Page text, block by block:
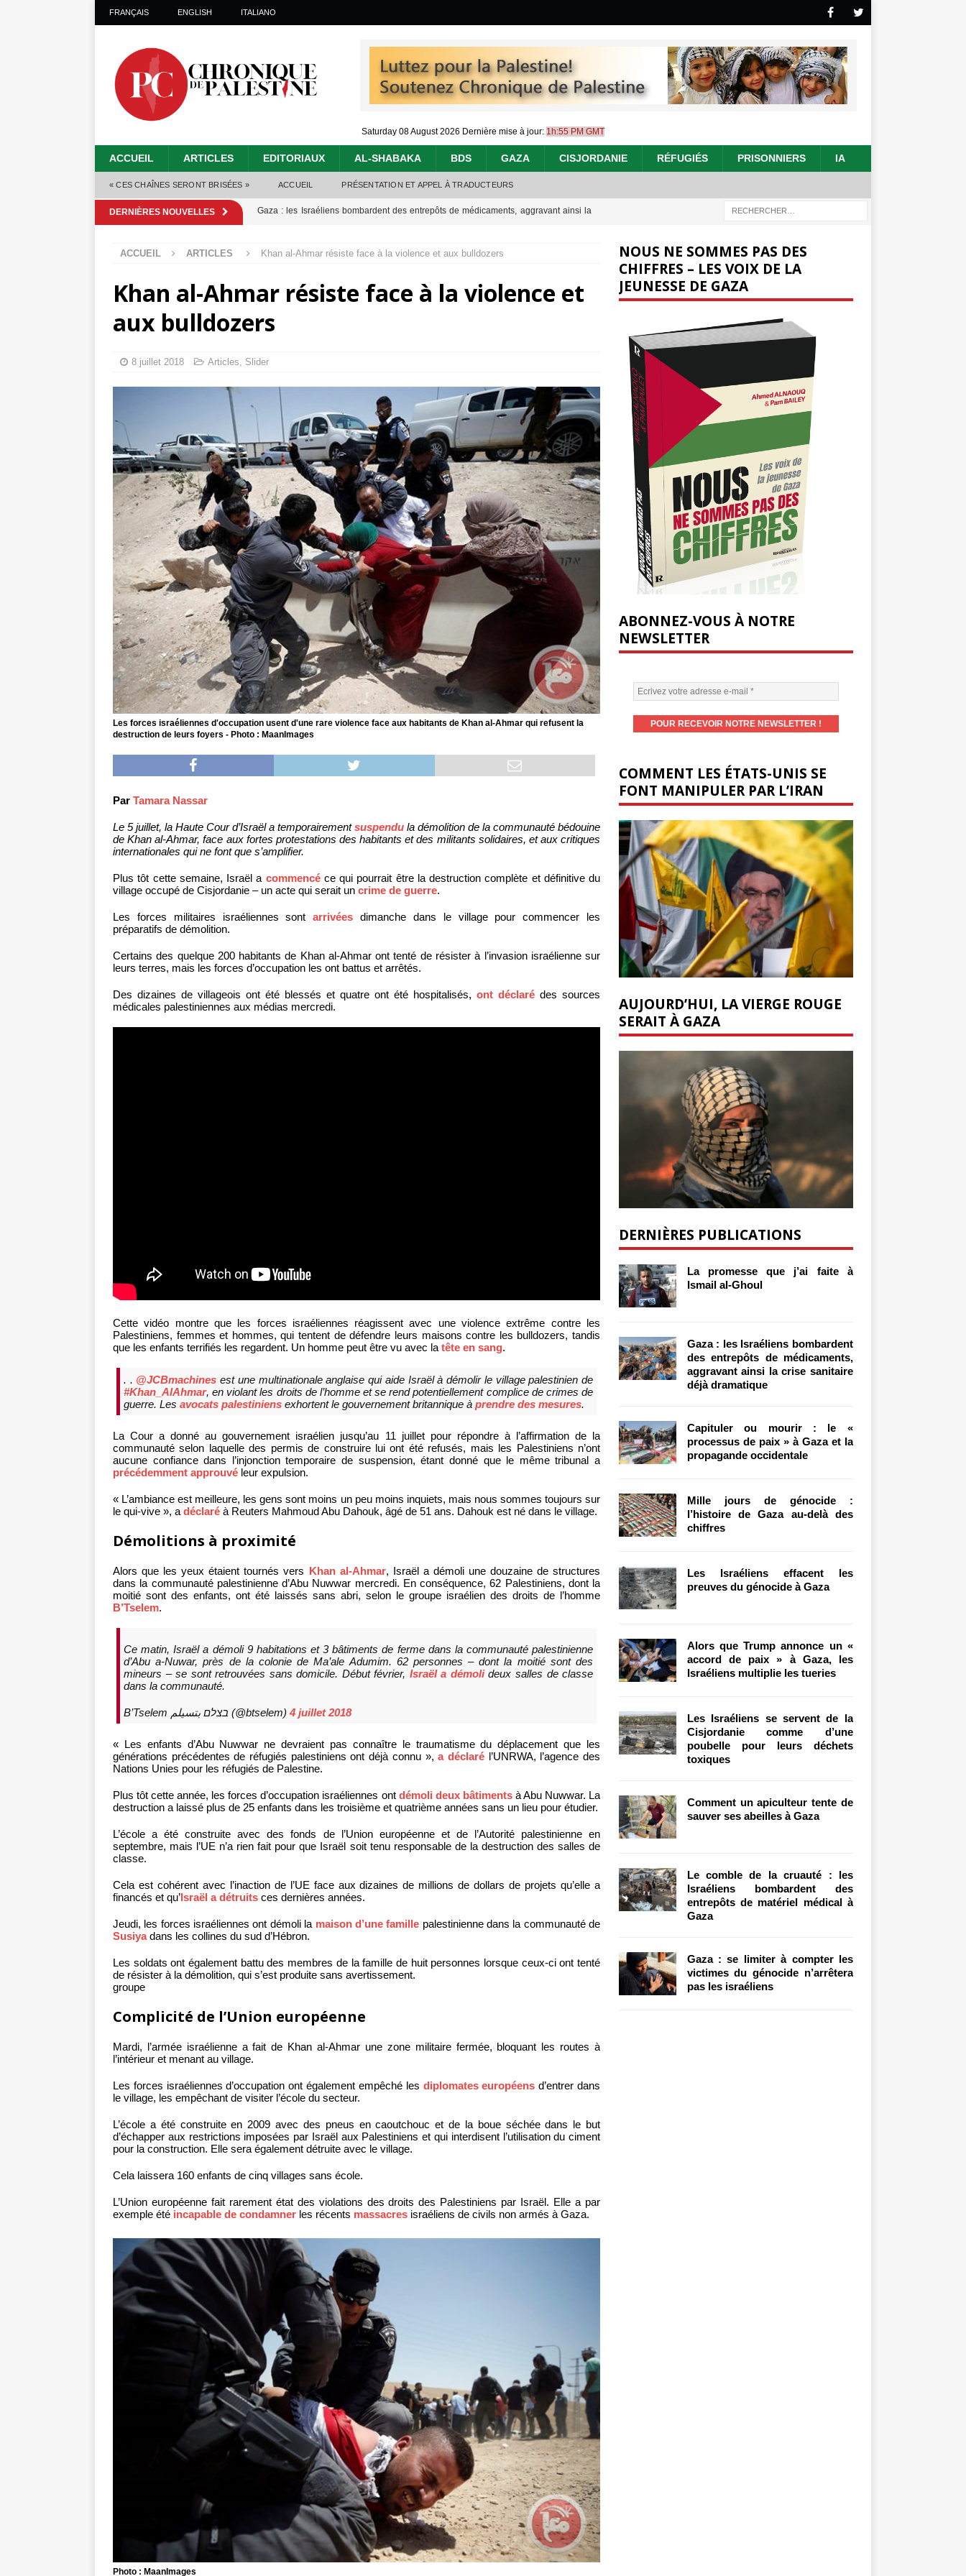
FRANÇAIS ENGLISH ITALIANO
Saturday 08 August 2026 Dernière mise à jour: 1h:55 PM GMT
ACCUEIL ARTICLES EDITORIAUX AL-SHABAKA BDS GAZA CISJORDANIE RÉFUGIÉS PRISONNIERS IA
« CES CHAÎNES SERONT BRISÉES » ACCUEIL PRÉSENTATION ET APPEL À TRADUCTEURS
DERNIÈRES NOUVELLES Gaza : les Israéliens bombardent des entrepôts de médicaments, aggravant ainsi la
Capituler ou mourir : le « processus de paix » à Gaza et la propagande occidentale
6 août 2026 ]
Les Israéliens effacent les preuves du génocide à Gaza
La promesse que j’ai faite à Ismail al-Ghoul
ACCUEIL ARTICLES Khan al-Ahmar résiste face à la violence et aux bulldozers
Khan al-Ahmar résiste face à la violence et
aux bulldozers
8 juillet 2018 Articles, Slider
Les forces israéliennes d'occupation usent d'une rare violence face aux habitants de Khan al-Ahmar qui refusent la
destruction de leurs foyers - Photo : MaanImages
Par Tamara Nassar
Le 5 juillet, la Haute Cour d’Israël a temporairementsuspendu la démolition de la communauté bédouine
de Khan al-Ahmar, face aux fortes protestations des habitants et des militants solidaires, et aux critiques
internationales qui ne font que s’amplifier.
Plus tôt cette semaine, Israël a commencéce qui pourrait être la destruction complète et définitive du
village occupé de Cisjordanie – un acte qui serait un crime de guerre.
Les forces militaires israéliennes sontarrivées dimanche dans le village pour commencer les
préparatifs de démolition.
Certains des quelque 200 habitants de Khan al-Ahmar ont tenté de résister à l’invasion israélienne sur
leurs terres, mais les forces d’occupation les ont battus et arrêtés.
Des dizaines de villageois ont été blessés et quatre ont été hospitalisés,ont déclaré des sources
médicales palestiniennes aux médias mercredi.
Cette vidéo montre que les forces israéliennes réagissent avec une violence extrême contre les
Palestiniens, femmes et hommes, qui tentent de défendre leurs maisons contre les bulldozers, tandis
que les enfants terrifiés les regardent. Un homme peut être vu avec la tête en sang.
. . @JCBmachines est une multinationale anglaise qui aide Israël à démolir le village palestinien de
#Khan_AlAhmar, en violant les droits de l’homme et se rend potentiellement complice de crimes de
guerre. Les avocats palestiniens exhortent le gouvernement britannique à prendre des mesures.
La Cour a donné au gouvernement israélien jusqu’au 11 juillet pour répondre à l’affirmation de la
communauté selon laquelle des permis de construire lui ont été refusés, mais les Palestiniens n’ont
aucune confiance dans l’injonction temporaire de suspension, étant donné que le même tribunal a
précédemment approuvé leur expulsion.
« L’ambiance est meilleure, les gens sont moins un peu moins inquiets, mais nous sommes toujours sur
le qui-vive », a déclaré à Reuters Mahmoud Abu Dahouk, âgé de 51 ans. Dahouk est né dans le village.
Démolitions à proximité
Alors que les yeux étaient tournés vers Khan al-Ahmar, Israël a démoli une douzaine de structures
dans la communauté palestinienne d’Abu Nuwwar mercredi. En conséquence, 62 Palestiniens, dont la
moitié sont des enfants, ont été laissés sans abri, selon le groupe israélien des droits de l’homme
B’Tselem.
Ce matin, Israël a démoli 9 habitations et 3 bâtiments de ferme dans la communauté palestinienne
d’Abu a-Nuwar, près de la colonie de Ma’ale Adumim. 62 personnes – dont la moitié sont des
mineurs – se sont retrouvées sans domicile. Début février, Israël a démolideux salles de classe
dans la communauté.
B’Tselem בצלם بتسيلم (@btselem) 4 juillet 2018
« Les enfants d’Abu Nuwwar ne devraient pas connaître le traumatisme du déplacement que les
générations précédentes de réfugiés palestiniens ont déjà connu »,a déclarél’UNRWA, l’agence des
Nations Unies pour les réfugiés de Palestine.
Plus tôt cette année, les forces d’occupation israéliennes ont démoli deux bâtimentsà Abu Nuwwar. La
destruction a laissé plus de 25 enfants dans les troisième et quatrième années sans un lieu pour étudier.
L’école a été construite avec des fonds de l’Union européenne et de l’Autorité palestinienne en
septembre, mais l’UE n’a rien fait pour que Israël soit tenu responsable de la destruction des salles de
classe.
Cela est cohérent avec l’inaction de l’UE face aux dizaines de millions de dollars de projets qu’elle a
financés et qu’Israël a détruits ces dernières années.
Jeudi, les forces israéliennes ont démoli la maison d’une famille palestinienne dans la communauté de
Susiyadans les collines du sud d’Hébron.
Les soldats ont également battu des membres de la famille de huit personnes lorsque ceux-ci ont tenté
de résister à la démolition, qui s’est produite sans avertissement.
groupe
Complicité de l’Union européenne
Mardi, l’armée israélienne a fait de Khan al-Ahmar une zone militaire fermée, bloquant les routes à
l’intérieur et menant au village.
Les forces israéliennes d’occupation ont également empêché les diplomates européens d’entrer dans
le village, les empêchant de visiter l’école du secteur.
L’école a été construite en 2009 avec des pneus en caoutchouc et de la boue séchée dans le but
d’échapper aux restrictions imposées par Israël aux Palestiniens et qui interdisent l’utilisation du ciment
pour la construction. Elle sera également détruite avec le village.
Cela laissera 160 enfants de cinq villages sans école.
L’Union européenne fait rarement état des violations des droits des Palestiniens par Israël. Elle a par
exemple été incapable de condamner les récents massacres israéliens de civils non armés à Gaza.
Photo : MaanImages
NOUS NE SOMMES PAS DES
CHIFFRES – LES VOIX DE LA
JEUNESSE DE GAZA
ABONNEZ-VOUS À NOTRE
NEWSLETTER
COMMENT LES ÉTATS-UNIS SE
FONT MANIPULER PAR L’IRAN
AUJOURD’HUI, LA VIERGE ROUGE
SERAIT À GAZA
DERNIÈRES PUBLICATIONS
La promesse que j’ai faite à
Ismail al-Ghoul
Gaza : les Israéliens bombardent
des entrepôts de médicaments,
aggravant ainsi la crise sanitaire
déjà dramatique
Capituler ou mourir : le «
processus de paix » à Gaza et la
propagande occidentale
Mille jours de génocide :
l’histoire de Gaza au-delà des
chiffres
Les Israéliens effacent les
preuves du génocide à Gaza
Alors que Trump annonce un «
accord de paix » à Gaza, les
Israéliens multiplie les tueries
Les Israéliens se servent de la
Cisjordanie comme d’une
poubelle pour leurs déchets
toxiques
Comment un apiculteur tente de
sauver ses abeilles à Gaza
Le comble de la cruauté : les
Israéliens bombardent des
entrepôts de matériel médical à
Gaza
Gaza : se limiter à compter les
victimes du génocide n’arrêtera
pas les israéliens